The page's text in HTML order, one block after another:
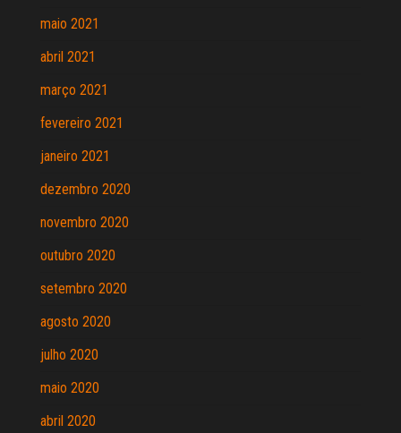
maio 2021
abril 2021
março 2021
fevereiro 2021
janeiro 2021
dezembro 2020
novembro 2020
outubro 2020
setembro 2020
agosto 2020
julho 2020
maio 2020
abril 2020